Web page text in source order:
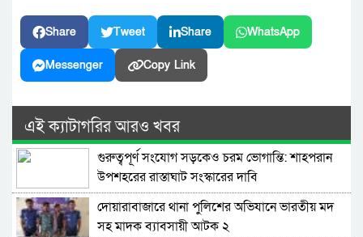
Share Tweet Share WhatsApp
Messenger Copy Link
এই ক্যাটাগরির আরও খবর
গুরুত্বপূর্ণ সংযোগ সড়কেও চরম ভোগান্তি: শাহপরান
উপশহরের রাস্তাঘাট সংস্কারের দাবি
দোয়ারাবাজারে থানা পুলিশের অভিযানে ভারতীয় মদ
সহ মাদক ব্যাবসায়ী আটক ২